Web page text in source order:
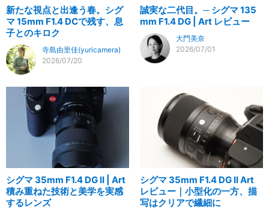
新たな視点と出逢う春。シグ
マ 15mm F1.4 DCで残す、息
子とのキロク
寺島由里佳(yuricamera)
2026/07/20
誠実な二代目。─ シグマ 135
mm F1.4 DG | Art レビュー
大門美奈
2026/07/01
シグマ 35mm F1.4 DG II | Art
積み重ねた技術と美学を実感
するレンズ
シグマ 35mm F1.4 DG II Art
レビュー｜小型化の一方、描
写はクリアで繊細に